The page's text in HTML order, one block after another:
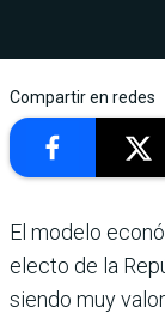
Compartir en redes
El modelo
electo de la
siendo muy